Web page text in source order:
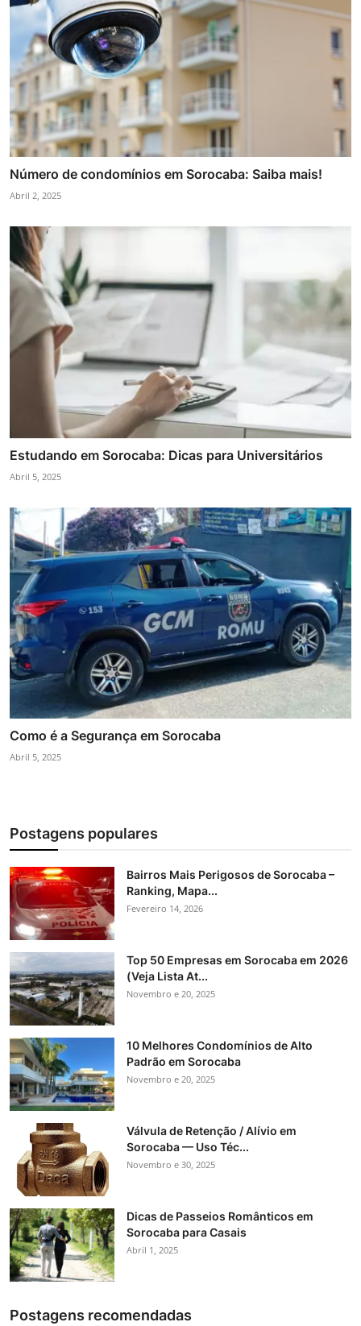
Número de condomínios em Sorocaba: Saiba mais!
Abril 2, 2025
Estudando em Sorocaba: Dicas para Universitários
Abril 5, 2025
Como é a Segurança em Sorocaba
Abril 5, 2025
Postagens populares
Bairros Mais Perigosos de Sorocaba –
Ranking, Mapa...
Fevereiro 14, 2026
Top 50 Empresas em Sorocaba em 2026
(Veja Lista At...
Novembro e 20, 2025
10 Melhores Condomínios de Alto
Padrão em Sorocaba
Novembro e 20, 2025
Válvula de Retenção / Alívio em
Sorocaba — Uso Téc...
Novembro e 30, 2025
Dicas de Passeios Românticos em
Sorocaba para Casais
Abril 1, 2025
Postagens recomendadas